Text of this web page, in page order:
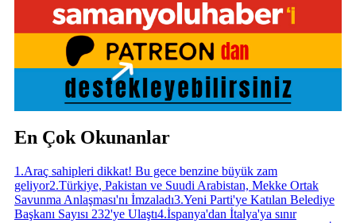
En Çok Okunanlar
1 .Araç sahipleri dikkat! Bu gece benzine büyük zam
geliyor2.Türkiye, Pakistan ve Suudi Arabistan, Mekke Ortak
Savunma Anlaşması'nı İmzaladı3.Yeni Parti'ye Katılan Belediye
Başkanı Sayısı 232'ye Ulaştı4.İspanya'dan İtalya'ya sınır